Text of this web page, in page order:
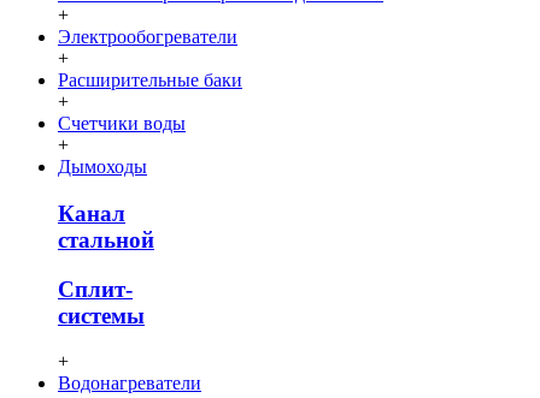
+
Электрообогреватели
+
Расширительные баки
+
Счетчики воды
+
Дымоходы
Канал
стальной
Сплит-
системы
+
Водонагреватели